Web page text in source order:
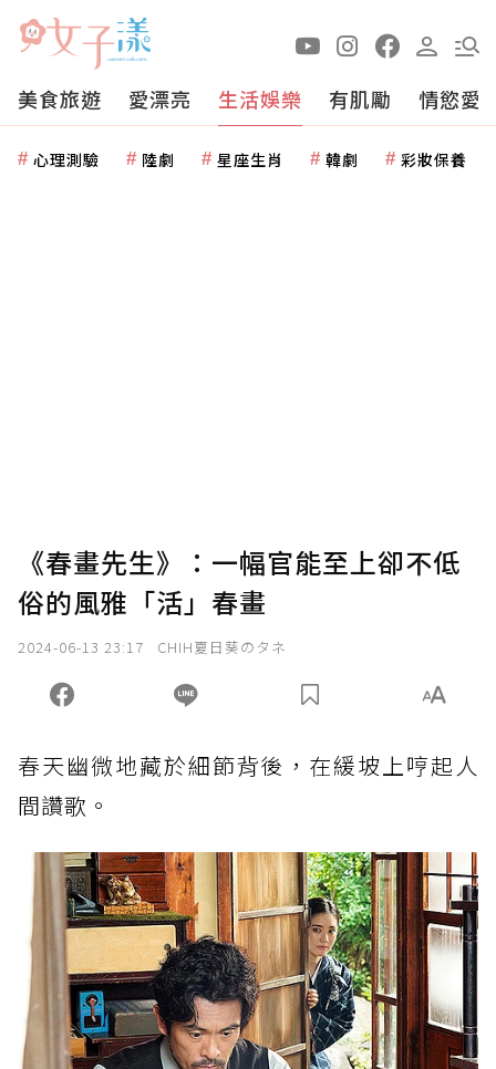
美食旅遊 愛漂亮 生活娛樂 有肌勵 情慾愛
心理測驗 陸劇 星座生肖 韓劇 彩妝保養
《春畫先生》：一幅官能至上卻不低
俗的風雅「活」春畫
2024-06-13 23:17 CHIH夏日葵のタネ
春天幽微地藏於細節背後，在緩坡上哼起人
間讚歌。